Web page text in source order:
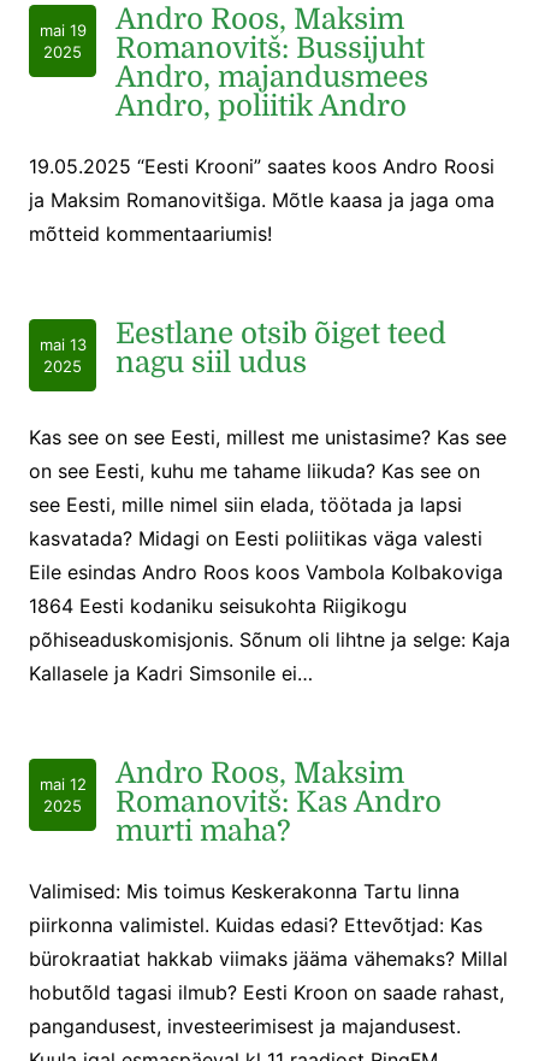
mai 19
2025
Andro Roos, Maksim
Romanovitš: Bussijuht
Andro, majandusmees
Andro, poliitik Andro
19.05.2025 “Eesti Krooni” saates koos Andro Roosi
ja Maksim Romanovitšiga. Mõtle kaasa ja jaga oma
mõtteid kommentaariumis!
mai 13
2025
Eestlane otsib õiget teed
nagu siil udus
Kas see on see Eesti, millest me unistasime? Kas see
on see Eesti, kuhu me tahame liikuda? Kas see on
see Eesti, mille nimel siin elada, töötada ja lapsi
kasvatada? Midagi on Eesti poliitikas väga valesti
Eile esindas Andro Roos koos Vambola Kolbakoviga
1864 Eesti kodaniku seisukohta Riigikogu
põhiseaduskomisjonis. Sõnum oli lihtne ja selge: Kaja
Kallasele ja Kadri Simsonile ei…
mai 12
2025
Andro Roos, Maksim
Romanovitš: Kas Andro
murti maha?
Valimised: Mis toimus Keskerakonna Tartu linna
piirkonna valimistel. Kuidas edasi? Ettevõtjad: Kas
bürokraatiat hakkab viimaks jääma vähemaks? Millal
hobutõld tagasi ilmub? Eesti Kroon on saade rahast,
pangandusest, investeerimisest ja majandusest.